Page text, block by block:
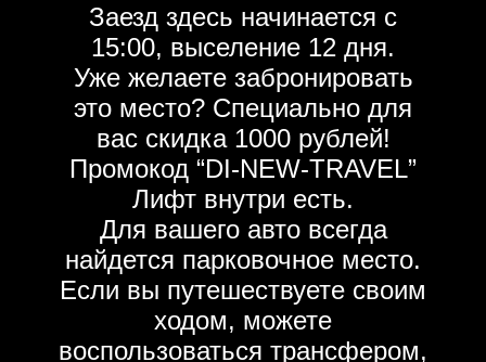
Заезд здесь начинается с
15:00, выселение 12 дня.
Уже желаете забронировать
это место? Специально для
вас скидка 1000 рублей!
Промокод “DI-NEW-TRAVEL”
Лифт внутри есть.
Для вашего авто всегда
найдется парковочное место.
Если вы путешествуете своим
ходом, можете
воспользоваться трансфером,